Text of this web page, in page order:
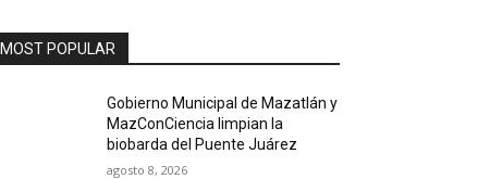
MOST POPULAR
Gobierno Municipal de Mazatlán y
MazConCiencia limpian la
biobarda del Puente Juárez
agosto 8, 2026